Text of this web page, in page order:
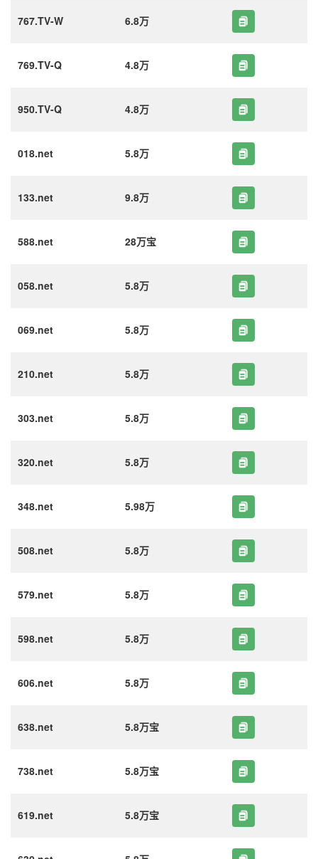
767.TV-W 6.8万
769.TV-Q 4.8万
950.TV-Q 4.8万
018.net 5.8万
133.net 9.8万
588.net 28万宝
058.net 5.8万
069.net 5.8万
210.net 5.8万
303.net 5.8万
320.net 5.8万
348.net 5.98万
508.net 5.8万
579.net 5.8万
598.net 5.8万
606.net 5.8万
638.net 5.8万宝
738.net 5.8万宝
619.net 5.8万宝